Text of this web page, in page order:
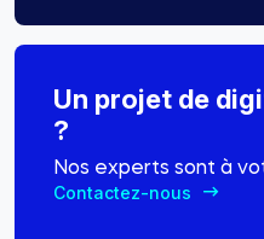
Un projet de
?
Nos experts sont à
Contactez-nous